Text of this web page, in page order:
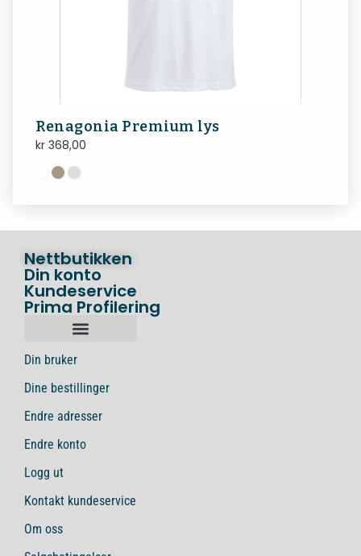
Renagonia Premium lys
kr 368,00
Nettbutikken
Din konto
Kundeservice
Prima Profilering
Din bruker
Dine bestillinger
Endre adresser
Endre konto
Logg ut
Kontakt kundeservice
Om oss